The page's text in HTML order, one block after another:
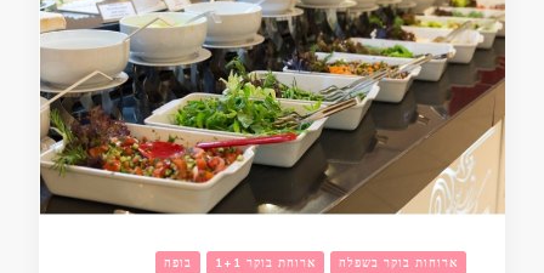
ארוחות בוקר בשפלה ארוחת בוקר 1+1
בופה